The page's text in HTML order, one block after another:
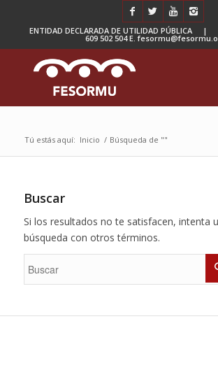
ENTIDAD DECLARADA DE UTILIDAD PÚBLICA |
609 502 504 E.
Tú estás aquí: Inicio / Búsqueda de ""
Buscar
Si los resultados no te satisfacen, intenta
búsqueda con otros términos.